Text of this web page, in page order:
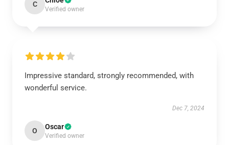
C
Verified owner
Impressive standard, strongly recommended, with
wonderful service.
Dec 7, 2024
O Oscar
Verified owner